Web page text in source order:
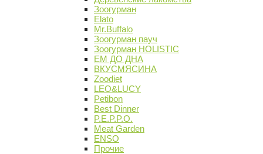
Зоогурман
Elato
Mr.Buffalo
Зоогурман пауч
Зоогурман HOLISTIC
ЕМ ДО ДНА
ВКУСМЯСИНА
Zoodiet
LEO&LUCY
Petibon
Best Dinner
P.E.P.P.O.
Meat Garden
ENSO
Прочие